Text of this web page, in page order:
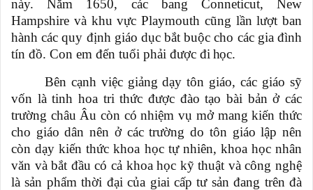
này. Năm 1650, các bang Conneticut, New
Hampshire và khu vực Playmouth cũng lần lượt ban
hành các quy định giáo dục bắt buộc cho các gia đình
tín đồ. Con em đến tuổi phải được đi học.
Bên cạnh việc giảng dạy tôn giáo, các giáo sỹ
vốn là tinh hoa tri thức được đào tạo bài bản ở các
trường châu Âu còn có nhiệm vụ mở mang kiến thức
cho giáo dân nên ở các trường do tôn giáo lập nên
còn dạy kiến thức khoa học tự nhiên, khoa học nhân
văn và bắt đầu có cả khoa học kỹ thuật và công nghệ
là sản phẩm thời đại của giai cấp tư sản đang trên đà